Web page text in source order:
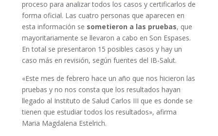
proceso para analizar todos los casos y certificarlos de
forma oficial. Las cuatro personas que aparecen en
esta información se sometieron a las pruebas, que
mayoritariamente se llevaron a cabo en Son Espases.
En total se presentaron 15 posibles casos y hay un
caso más en revisión, según fuentes del IB-Salut.
«Este mes de febrero hace un año que nos hicieron las
pruebas y no nos consta que los resultados hayan
llegado al Instituto de Salud Carlos III que es donde se
tienen que estudiar todos los resultados», afirma
Maria Magdalena Estelrich.